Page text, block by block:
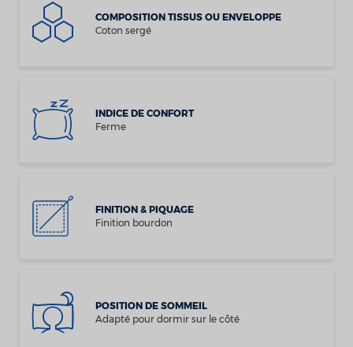
COMPOSITION TISSUS OU ENVELOPPE
Coton sergé
INDICE DE CONFORT
Ferme
FINITION & PIQUAGE
Finition bourdon
POSITION DE SOMMEIL
Adapté pour dormir sur le côté